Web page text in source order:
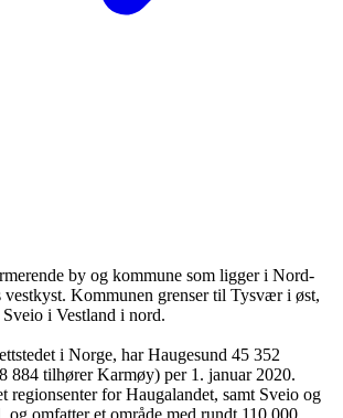
by og kommune som ligger i Nord-
vestkyst. Kommunen grenser til Tysvær i øst,
i Vestland i nord.
i Norge, har Haugesund 45 352
884 tilhører Karmøy) per 1. januar 2020.
regionsenter for Haugalandet, samt Sveio og
og omfatter et område med rundt 110 000